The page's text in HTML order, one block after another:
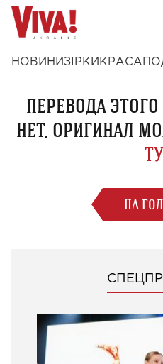
НОВИНИ ЗІРКИ КРАСА
ПЕРЕВОДА
НЕТ, ОРИГИНАЛ
НА